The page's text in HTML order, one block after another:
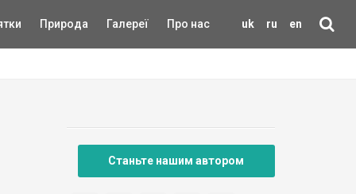
uk ru en
Природа Галереї Про нас
Станьте нашим автором